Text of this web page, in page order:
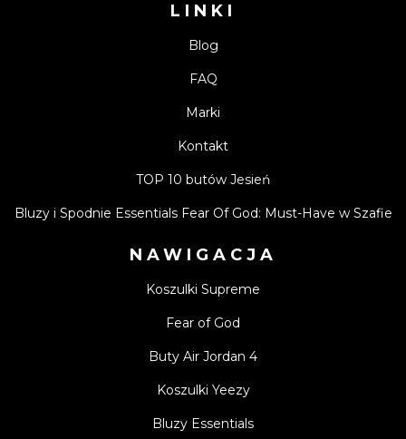
LINKI
Blog
FAQ
Marki
Kontakt
TOP 10 butów Jesień
Bluzy i Spodnie Essentials Fear Of God: Must-Have w Szafie
NAWIGACJA
Koszulki Supreme
Fear of God
Buty Air Jordan 4
Koszulki Yeezy
Bluzy Essentials